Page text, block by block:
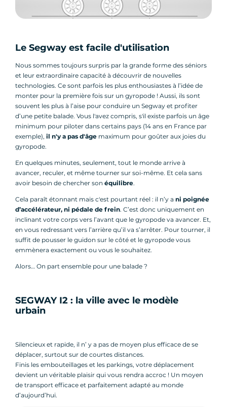
Le Segway est facile d'utilisation
Nous sommes toujours surpris par la grande forme des séniors
et leur extraordinaire capacité à découvrir de nouvelles
technologies. Ce sont parfois les plus enthousiastes à l’idée de
monter pour la première fois sur un gyropode ! Aussi, ils sont
souvent les plus à l’aise pour conduire un Segway et profiter
d’une petite balade. Vous l'avez compris, s'il existe parfois un âge
minimum pour piloter dans certains pays (14 ans en France par
exemple), il n'y a pas d'âge maximum pour goûter aux joies du
gyropode.
En quelques minutes, seulement, tout le monde arrive à
avancer, reculer, et même tourner sur soi-même. Et cela sans
avoir besoin de chercher son équilibre.
Cela paraît étonnant mais c'est pourtant réel : il n’y a ni poignée
d’accélérateur, ni pédale de frein. C’est donc uniquement en
inclinant votre corps vers l’avant que le gyropode va avancer. Et,
en vous redressant vers l’arrière qu’il va s’arrêter. Pour tourner, il
suffit de pousser le guidon sur le côté et le gyropode vous
emmènera exactement ou vous le souhaitez.
Alors… On part ensemble pour une balade ?
SEGWAY I2 : la ville avec le modèle
urbain
Silencieux et rapide, il n’ y a pas de moyen plus efficace de se
déplacer, surtout sur de courtes distances.
Finis les embouteillages et les parkings, votre déplacement
devient un véritable plaisir qui vous rendra accroc ! Un moyen
de transport efficace et parfaitement adapté au monde
d’aujourd’hui.